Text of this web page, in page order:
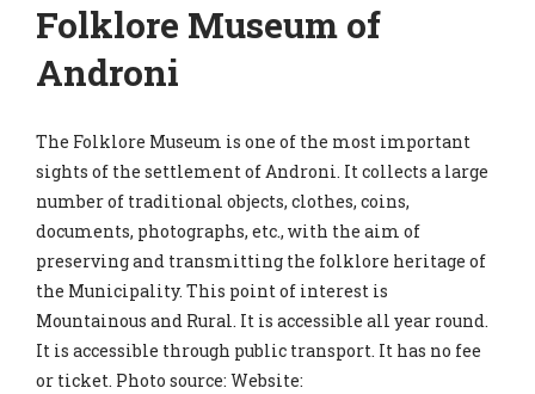
Folklore Museum of
Androni
The Folklore Museum is one of the most important
sights of the settlement of Androni. It collects a large
number of traditional objects, clothes, coins,
documents, photographs, etc., with the aim of
preserving and transmitting the folklore heritage of
the Municipality. This point of interest is
Mountainous and Rural. It is accessible all year round.
It is accessible through public transport. It has no fee
or ticket. Photo source: Website: